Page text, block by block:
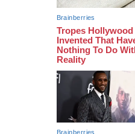
19:40 Бійці
вирушили